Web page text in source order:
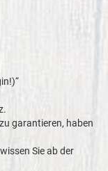
garantieren, haben
Sie ab der